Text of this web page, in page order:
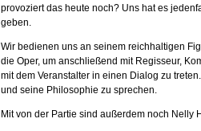
provoziert das heute noch? Uns hat es
geben.
Wir bedienen uns an seinem reichhaltigen
die Oper, um anschließend mit Regisseur,
mit dem Veranstalter in einen Dialog zu
und seine Philosophie zu sprechen.
Mit von der Partie sind außerdem noch Nelly